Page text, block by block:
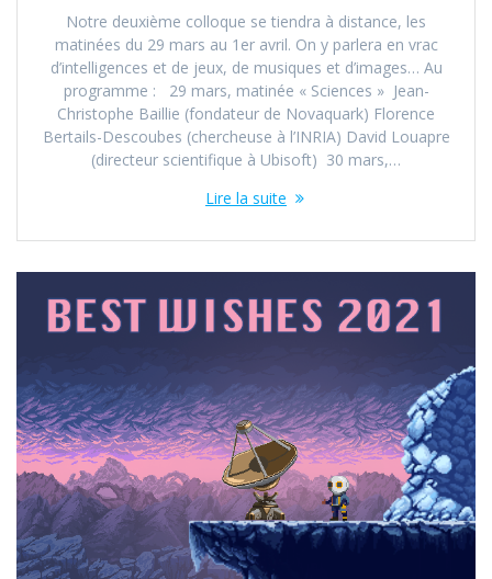
Notre deuxième colloque se tiendra à distance, les
matinées du 29 mars au 1er avril. On y parlera en vrac
d’intelligences et de jeux, de musiques et d’images… Au
programme : 29 mars, matinée « Sciences » Jean-
Christophe Baillie (fondateur de Novaquark) Florence
Bertails-Descoubes (chercheuse à l’INRIA) David Louapre
(directeur scientifique à Ubisoft) 30 mars,…
Lire la suite